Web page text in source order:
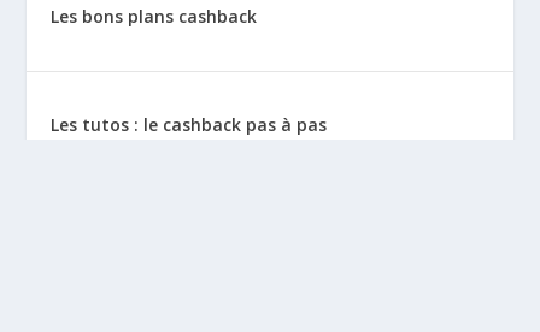
Les bons plans cashback
Les tutos : le cashback pas à pas